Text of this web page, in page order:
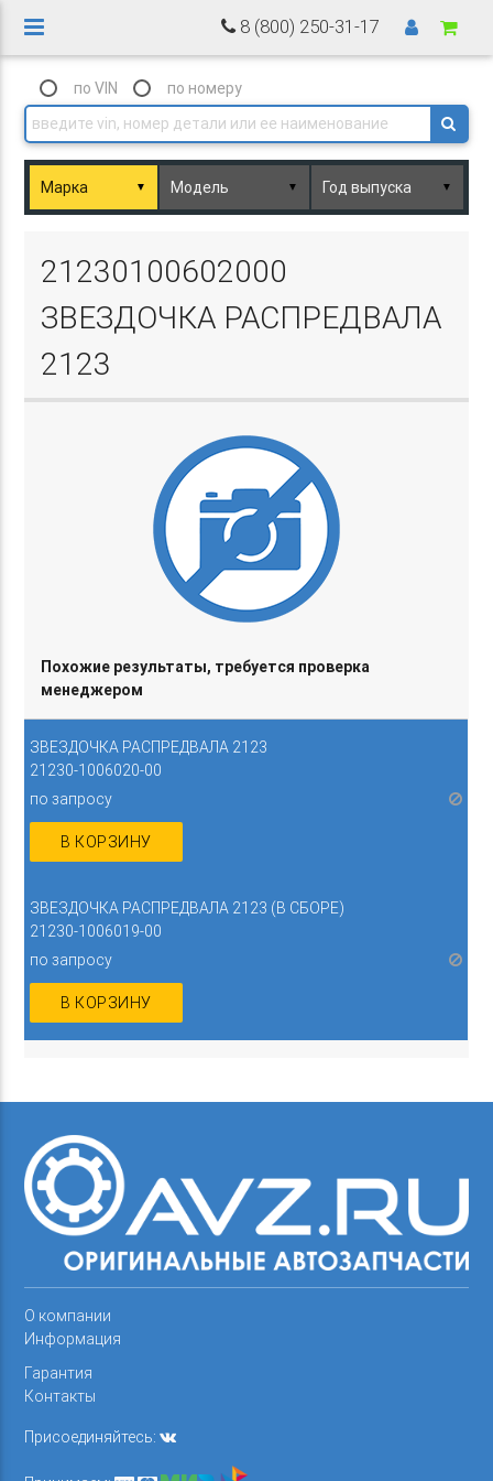
8 (800) 250-31-17
по VIN по номеру
▼ ▼ ▼
21230100602000
ЗВЕЗДОЧКА РАСПРЕДВАЛА
2123
ЗВЕЗДОЧКА РАСПРЕДВАЛА 2123
21230-1006020-00
по запросу
В КОРЗИНУ
Похожие результаты, требуется проверка
менеджером
ЗВЕЗДОЧКА РАСПРЕДВАЛА 2123 (В СБОРЕ)
21230-1006019-00
по запросу
В КОРЗИНУ
О компании
Информация
Гарантия
Контакты
Присоединяйтесь: